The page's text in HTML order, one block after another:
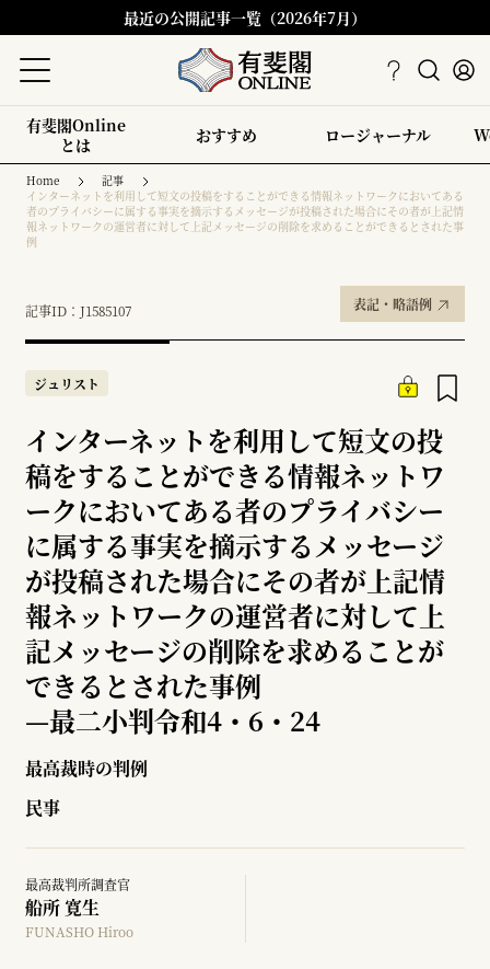
最近の公開記事一覧（2026年7月）
有斐閣Online
とは
おすすめ ロージャーナル
Home
記事
インターネットを利用して短文の投稿をすることができる情報ネットワークにおいてある
者のプライバシーに属する事実を摘示するメッセージが投稿された場合にその者が上記情
報ネットワークの運営者に対して上記メッセージの削除を求めることができるとされた事
例
記事ID：J1585107 表記・略語例
ジュリスト
インターネットを利用して短文の投
稿をすることができる情報ネットワ
ークにおいてある者のプライバシー
に属する事実を摘示するメッセージ
が投稿された場合にその者が上記情
報ネットワークの運営者に対して上
記メッセージの削除を求めることが
できるとされた事例
—最二小判令和4・6・24
最高裁時の判例
民事
最高裁判所調査官
船所 寛生
FUNASHO Hiroo